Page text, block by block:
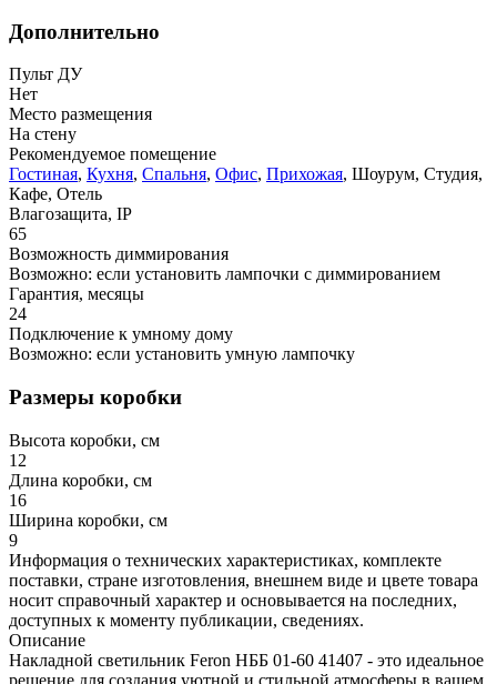
Дополнительно
Пульт ДУ
Нет
Место размещения
На стену
Рекомендуемое помещение
Гостиная, Кухня, Спальня, Офис, Прихожая, Шоурум, Студия,
Кафе, Отель
Влагозащита, IP
65
Возможность диммирования
Возможно: если установить лампочки с диммированием
Гарантия, месяцы
24
Подключение к умному дому
Возможно: если установить умную лампочку
Размеры коробки
Высота коробки, см
12
Длина коробки, см
16
Ширина коробки, см
9
Информация о технических характеристиках, комплекте
поставки, стране изготовления, внешнем виде и цвете товара
носит справочный характер и основывается на последних,
доступных к моменту публикации, сведениях.
Описание
Накладной светильник Feron НББ 01-60 41407 - это идеальное
решение для создания уютной и стильной атмосферы в вашем